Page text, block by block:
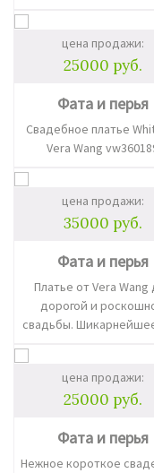
цена продажи:
25000 руб.
Фата и перья
Свадебное платье
Vera Wang
цена продажи:
35000 руб.
Фата и перья
Платье от Vera Wang
дорогой и
свадьбы.
цена продажи:
25000 руб.
Фата и перья
Нежное короткое